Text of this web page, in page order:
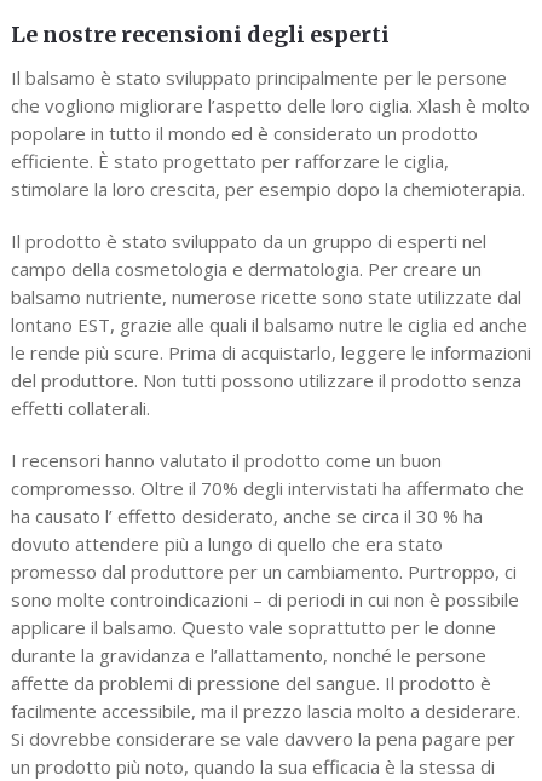
Le nostre recensioni degli esperti
Il balsamo è stato sviluppato principalmente per le persone
che vogliono migliorare l’aspetto delle loro ciglia. Xlash è molto
popolare in tutto il mondo ed è considerato un prodotto
efficiente. È stato progettato per rafforzare le ciglia,
stimolare la loro crescita, per esempio dopo la chemioterapia.
Il prodotto è stato sviluppato da un gruppo di esperti nel
campo della cosmetologia e dermatologia. Per creare un
balsamo nutriente, numerose ricette sono state utilizzate dal
lontano EST, grazie alle quali il balsamo nutre le ciglia ed anche
le rende più scure. Prima di acquistarlo, leggere le informazioni
del produttore. Non tutti possono utilizzare il prodotto senza
effetti collaterali.
I recensori hanno valutato il prodotto come un buon
compromesso. Oltre il 70% degli intervistati ha affermato che
ha causato l’ effetto desiderato, anche se circa il 30 % ha
dovuto attendere più a lungo di quello che era stato
promesso dal produttore per un cambiamento. Purtroppo, ci
sono molte controindicazioni – di periodi in cui non è possibile
applicare il balsamo. Questo vale soprattutto per le donne
durante la gravidanza e l’allattamento, nonché le persone
affette da problemi di pressione del sangue. Il prodotto è
facilmente accessibile, ma il prezzo lascia molto a desiderare.
Si dovrebbe considerare se vale davvero la pena pagare per
un prodotto più noto, quando la sua efficacia è la stessa di